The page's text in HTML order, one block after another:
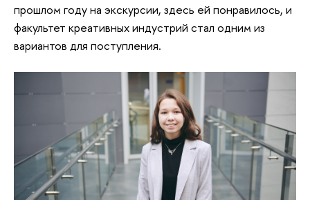
прошлом году на экскурсии, здесь ей понравилось, и
факультет креативных индустрий стал одним из
вариантов для поступления.